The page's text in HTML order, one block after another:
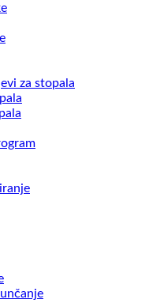
za stopala